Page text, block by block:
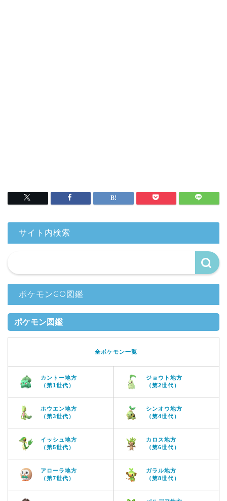
サイト内検索
ポケモンGO図鑑
ポケモン図鑑
全ポケモン一覧
カントー地方
（第1世代）
ジョウト地方
（第2世代）
ホウエン地方
（第3世代）
シンオウ地方
（第4世代）
イッシュ地方
（第5世代）
カロス地方
（第6世代）
アローラ地方
（第7世代）
ガラル地方
（第8世代）